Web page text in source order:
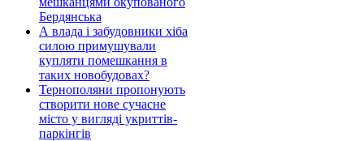
Бердянська
А влада і забудовники хіба
силою примушували
купляти помешкання в
таких новобудовах?
Тернополяни пропонують
створити нове сучасне
місто у вигляді укриттів-
паркінгів